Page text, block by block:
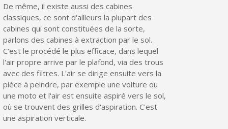
Réduction de 5€ sur la première commande
10€ de bon d'achat pour chaque parrainage
Inscription à la newsletter : 5€ de réduction
Livraison sous 24 h en France Métropolitaine
Livraison offerte en France métropolitaine pour 250€ d'achats
Paiement en 4x sans frais dès 30€ d'achats
Votre devis en ligne en moins d'1 minute
De même, il existe aussi des cabines
classiques, ce sont d'ailleurs la plupart des
cabines qui sont constituées de la sorte,
parlons des cabines à extraction par le sol.
C'est le procédé le plus efficace, dans lequel
l'air propre arrive par le plafond, via des trous
avec des filtres. L'air se dirige ensuite vers la
pièce à peindre, par exemple une voiture ou
une moto et l'air est ensuite aspiré vers le sol,
où se trouvent des grilles d'aspiration. C'est
une aspiration verticale.